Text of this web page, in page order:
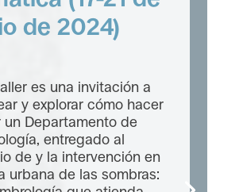
en
y
de la
de